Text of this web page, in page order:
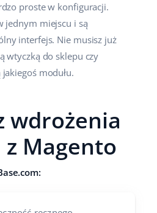
proste w konfiguracji.
jednym miejscu i są
interfejs. Nie musisz już
wtyczką do sklepu czy
modułu.
wdrożenia
Magento